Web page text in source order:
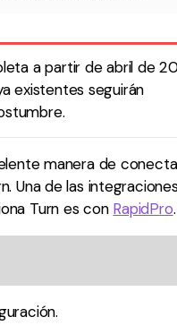
a partir de abril de
existentes seguirán
manera de
Una de las
Turn es con RapidPro